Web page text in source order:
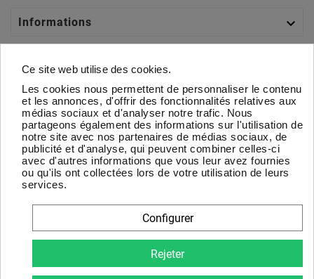
Informations 
Votre Compte 
À Propos 
Newsletter
D'accord
Vous pouvez vous désinscrire à tout moment. Vous trouverez
pour cela nos informations de contact dans les conditions
d'utilisation du site.
Ce site web utilise des cookies.
Les cookies nous permettent de personnaliser le contenu
et les annonces, d'offrir des fonctionnalités relatives aux
médias sociaux et d'analyser notre trafic. Nous
partageons également des informations sur l'utilisation de
notre site avec nos partenaires de médias sociaux, de
publicité et d'analyse, qui peuvent combiner celles-ci
avec d'autres informations que vous leur avez fournies
ou qu'ils ont collectées lors de votre utilisation de leurs
services.
Configurer
Rejeter